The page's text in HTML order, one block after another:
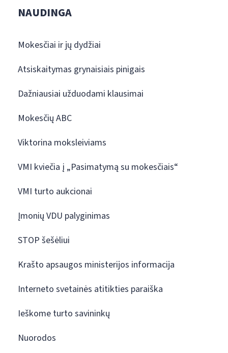
NAUDINGA
Mokesčiai ir jų dydžiai
Atsiskaitymas grynaisiais pinigais
Dažniausiai užduodami klausimai
Mokesčių ABC
Viktorina moksleiviams
VMI kviečia į „Pasimatymą su mokesčiais“
VMI turto aukcionai
Įmonių VDU palyginimas
STOP šešėliui
Krašto apsaugos ministerijos informacija
Interneto svetainės atitikties paraiška
Ieškome turto savininkų
Nuorodos